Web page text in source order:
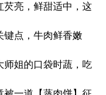
芡亮，鲜甜适中，这
键点，牛肉鲜香嫩
师姐的口袋时蔬，吃